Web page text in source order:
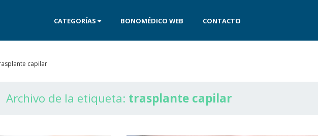
CATEGORÍAS BONOMÉDICO WEB CONTACTO
capilar
Archivo de la etiqueta: trasplante capilar